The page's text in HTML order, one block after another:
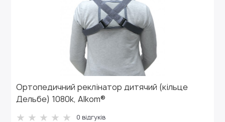
Ортопедичний реклінатор дитячий (кільце
Дельбе) 1080k, Alkom®
0 відгуків